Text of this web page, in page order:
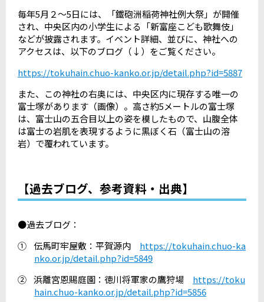
毎年5月２～5日には、「鐵砲洲稲荷神社例大祭」が開催
され、中央区内の小学生による「新富座こども歌舞伎」
などが披露されます。イベント詳細、並びに、神社への
アクセスは、以下のブログ（↓）をご覧ください。
https://tokuhain.chuo-kanko.or.jp/detail.php?id=5887
また、この神社の右奥には、中央区内に現存する唯一の
富士塚があります（画像）。高さ約5メートルの富士塚
は、富士山の五合目以上の姿を模したもので、山腹全体
は富士の岩肌を表現するように黒ぼく石（富士山の溶
岩）で覆われています。
【過去ブログ、参考資料・出典】
●過去ブログ：
① 伝馬町牢屋敷：平賀源内 https://tokuhain.chuo-ka
nko.or.jp/detail.php?id=5849
② 浜離宮恩賜庭園：徳川将軍家の鷹狩場 https://toku
hain.chuo-kanko.or.jp/detail.php?id=5856